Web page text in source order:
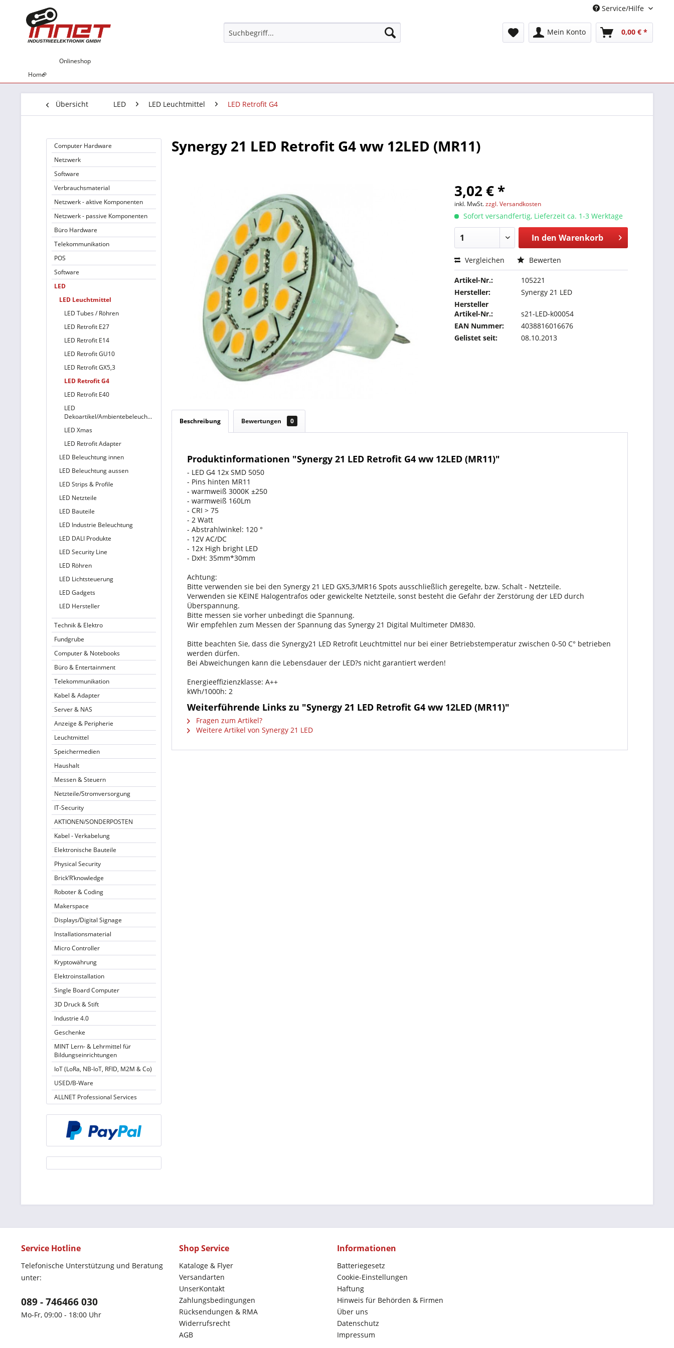
Service/Hilfe
Mein Konto 0,00 € *
Home
Onlineshop
Übersicht LED LED Leuchtmittel LED Retrofit G4
Computer Hardware
Netzwerk
Software
Verbrauchsmaterial
Netzwerk - aktive Komponenten
Netzwerk - passive Komponenten
Büro Hardware
Telekommunikation
POS
Software
LED
LED Leuchtmittel
LED Tubes / Röhren
LED Retrofit E27
LED Retrofit E14
LED Retrofit GU10
LED Retrofit GX5,3
LED Retrofit G4
LED Retrofit E40
LED
Dekoartikel/Ambientebeleuchtung
LED Xmas
LED Retrofit Adapter
LED Beleuchtung innen
LED Beleuchtung aussen
LED Strips & Profile
LED Netzteile
LED Bauteile
LED Industrie Beleuchtung
LED DALI Produkte
LED Security Line
LED Röhren
LED Lichtsteuerung
LED Gadgets
LED Hersteller
Technik & Elektro
Fundgrube
Computer & Notebooks
Büro & Entertainment
Telekommunikation
Kabel & Adapter
Server & NAS
Anzeige & Peripherie
Leuchtmittel
Speichermedien
Haushalt
Messen & Steuern
Netzteile/Stromversorgung
IT-Security
AKTIONEN/SONDERPOSTEN
Kabel - Verkabelung
Elektronische Bauteile
Physical Security
Brick’R’knowledge
Roboter & Coding
Makerspace
Displays/Digital Signage
Installationsmaterial
Micro Controller
Kryptowährung
Elektroinstallation
Single Board Computer
3D Druck & Stift
Industrie 4.0
Geschenke
MINT Lern- & Lehrmittel für
Bildungseinrichtungen
IoT (LoRa, NB-IoT, RFID, M2M & Co)
USED/B-Ware
ALLNET Professional Services
Synergy 21 LED Retrofit G4 ww 12LED (MR11)
3,02 € *
inkl. MwSt.zzgl. Versandkosten
Sofort versandfertig, Lieferzeit ca. 1-3 Werktage
In den Warenkorb
Vergleichen Bewerten
Artikel-Nr.:
105221
Hersteller:
Synergy 21 LED
Hersteller
Artikel-Nr.:
s21-LED-k00054
EAN Nummer:
4038816016676
Gelistet seit:
08.10.2013
Beschreibung Bewertungen 0
Produktinformationen "Synergy 21 LED Retrofit G4 ww 12LED (MR11)"
- LED G4 12x SMD 5050
- Pins hinten MR11
- warmweiß 3000K ±250
- warmweiß 160Lm
- CRI > 75
- 2 Watt
- Abstrahlwinkel: 120 °
- 12V AC/DC
- 12x High bright LED
- DxH: 35mm*30mm
Achtung:
Bitte verwenden sie bei den Synergy 21 LED GX5,3/MR16 Spots ausschließlich geregelte, bzw. Schalt - Netzteile.
Verwenden sie KEINE Halogentrafos oder gewickelte Netzteile, sonst besteht die Gefahr der Zerstörung der LED durch
Überspannung.
Bitte messen sie vorher unbedingt die Spannung.
Wir empfehlen zum Messen der Spannung das Synergy 21 Digital Multimeter DM830.
Bitte beachten Sie, dass die Synergy21 LED Retrofit Leuchtmittel nur bei einer Betriebstemperatur zwischen 0-50 C° betrieben
werden dürfen.
Bei Abweichungen kann die Lebensdauer der LED?s nicht garantiert werden!
Energieeffizienzklasse: A++
kWh/1000h: 2
Weiterführende Links zu "Synergy 21 LED Retrofit G4 ww 12LED (MR11)"
Fragen zum Artikel?
Weitere Artikel von Synergy 21 LED
Service Hotline
Telefonische Unterstützung und Beratung
unter:
089 - 746466 030
Mo-Fr, 09:00 - 18:00 Uhr
Shop Service
Kataloge & Flyer
Versandarten
UnserKontakt
Zahlungsbedingungen
Rücksendungen & RMA
Widerrufsrecht
AGB
Informationen
Batteriegesetz
Cookie-Einstellungen
Haftung
Hinweis für Behörden & Firmen
Über uns
Datenschutz
Impressum